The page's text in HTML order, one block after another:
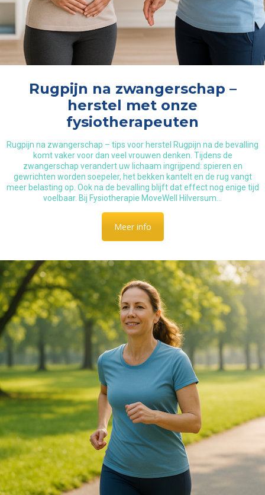
Rugpijn na zwangerschap –
herstel met onze
fysiotherapeuten
Rugpijn na zwangerschap – tips voor herstel Rugpijn na de bevalling
komt vaker voor dan veel vrouwen denken. Tijdens de
zwangerschap verandert uw lichaam ingrijpend: spieren en
gewrichten worden soepeler, het bekken kantelt en de rug vangt
meer belasting op. Ook na de bevalling blijft dat effect nog enige tijd
voelbaar. Bij Fysiotherapie MoveWell Hilversum…
Meer info